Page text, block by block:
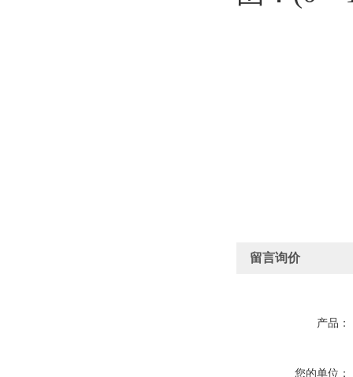
留言询价
产品：
您的单位：